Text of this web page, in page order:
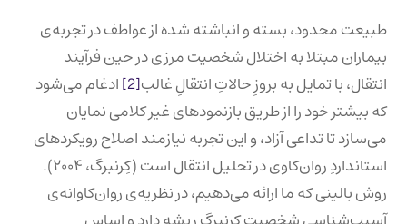
طبیعت محدود، بسته و انباشته شده از عواطف در تجربه‌ی
بیماران مبتلا به اختلال شخصیت مرزی در حین فرآیند
انتقال، با تمایل به بروزِ حالاتِ انتقالِ غالب[2]
ادغام می‌شود
که بیشتر خود را از طریق بازنمودهای غیر کلامی نمایان
می‌‌سازد تا تداعی آزاد، و این تجربه‌ نیازمند اصلاح رویکردهای
استانداردِ روان‌کاوی در تحلیل انتقال است (کِرنبرگ، ۲۰۰۴).
روش بالینی که ما ارائه می‌دهیم، در نظریه‌ی روان‌کاوانه‌ی